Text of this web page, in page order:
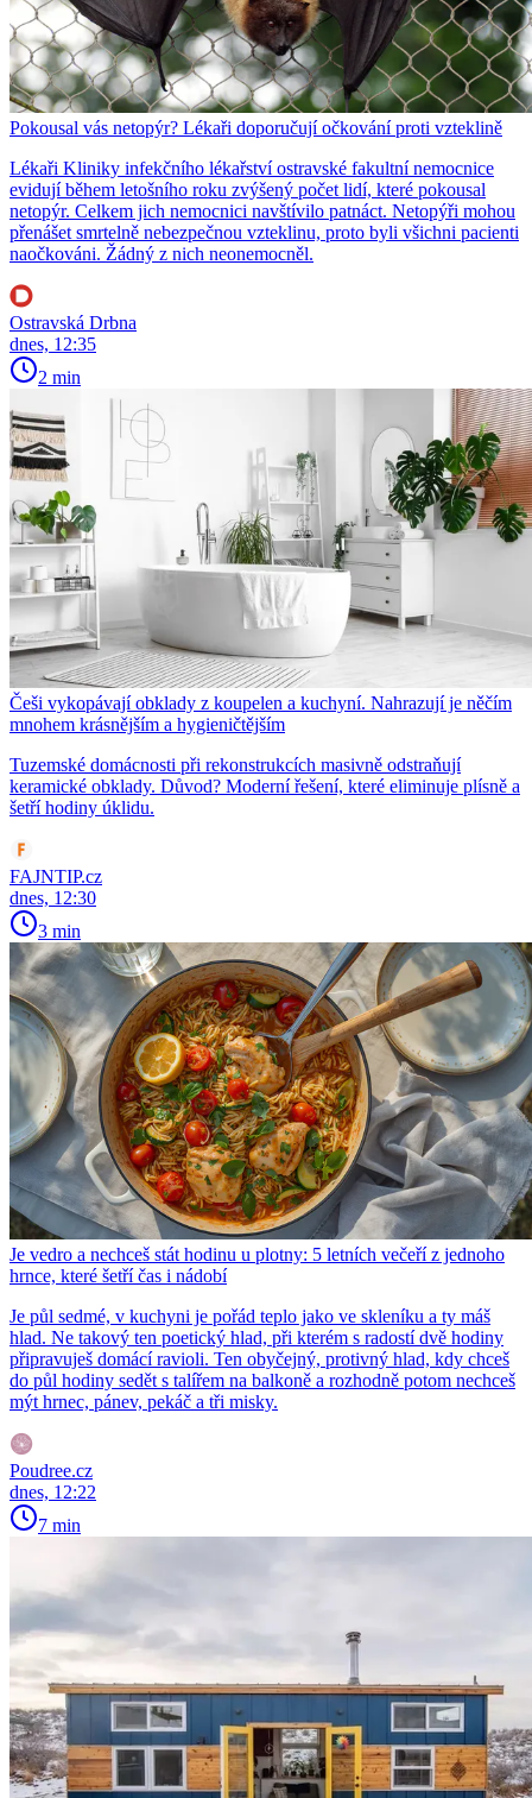
Pokousal vás netopýr? Lékaři doporučují očkování proti vzteklině
Lékaři Kliniky infekčního lékařství ostravské fakultní nemocnice
evidují během letošního roku zvýšený počet lidí, které pokousal
netopýr. Celkem jich nemocnici navštívilo patnáct. Netopýři mohou
přenášet smrtelně nebezpečnou vzteklinu, proto byli všichni pacienti
naočkováni. Žádný z nich neonemocněl.
Ostravská Drbna
dnes, 12:35
2 min
Češi vykopávají obklady z koupelen a kuchyní. Nahrazují je něčím
mnohem krásnějším a hygieničtějším
Tuzemské domácnosti při rekonstrukcích masivně odstraňují
keramické obklady. Důvod? Moderní řešení, které eliminuje plísně a
šetří hodiny úklidu.
FAJNTIP.cz
dnes, 12:30
3 min
Je vedro a nechceš stát hodinu u plotny: 5 letních večeří z jednoho
hrnce, které šetří čas i nádobí
Je půl sedmé, v kuchyni je pořád teplo jako ve skleníku a ty máš
hlad. Ne takový ten poetický hlad, při kterém s radostí dvě hodiny
připravuješ domácí ravioli. Ten obyčejný, protivný hlad, kdy chceš
do půl hodiny sedět s talířem na balkoně a rozhodně potom nechceš
mýt hrnec, pánev, pekáč a tři misky.
Poudree.cz
dnes, 12:22
7 min